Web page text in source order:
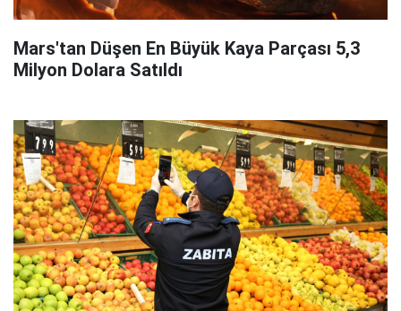
Mars'tan Düşen En Büyük Kaya Parçası 5,3
Milyon Dolara Satıldı